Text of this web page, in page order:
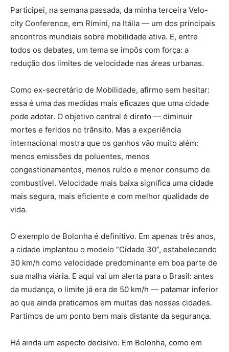
Participei, na semana passada, da minha terceira Velo-
city Conference, em Rimini, na Itália — um dos principais
encontros mundiais sobre mobilidade ativa. E, entre
todos os debates, um tema se impôs com força: a
redução dos limites de velocidade nas áreas urbanas.
Como ex-secretário de Mobilidade, afirmo sem hesitar:
essa é uma das medidas mais eficazes que uma cidade
pode adotar. O objetivo central é direto — diminuir
mortes e feridos no trânsito. Mas a experiência
internacional mostra que os ganhos vão muito além:
menos emissões de poluentes, menos
congestionamentos, menos ruído e menor consumo de
combustível. Velocidade mais baixa significa uma cidade
mais segura, mais eficiente e com melhor qualidade de
vida.
O exemplo de Bolonha é definitivo. Em apenas três anos,
a cidade implantou o modelo “Cidade 30”, estabelecendo
30 km/h como velocidade predominante em boa parte de
sua malha viária. E aqui vai um alerta para o Brasil: antes
da mudança, o limite já era de 50 km/h — patamar inferior
ao que ainda praticamos em muitas das nossas cidades.
Partimos de um ponto bem mais distante da segurança.
Há ainda um aspecto decisivo. Em Bolonha, como em